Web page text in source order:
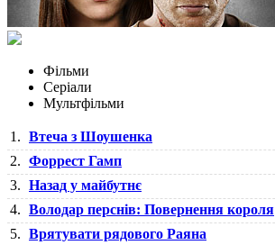
Фільми
Серіали
Мультфільми
1. Втеча з Шоушенка
2. Форрест Гамп
3. Назад у майбутнє
4. Володар перснів: Повернення короля
5. Врятувати рядового Раяна